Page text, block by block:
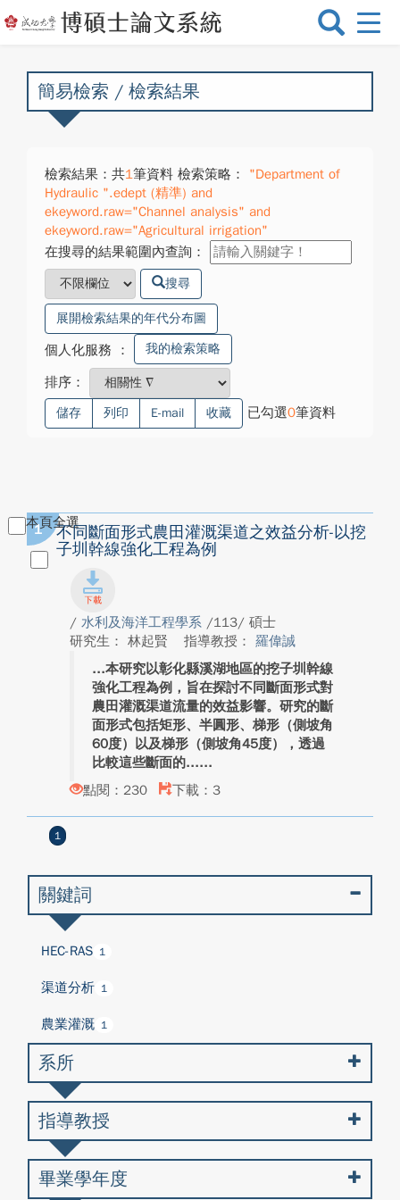
選
換
簡易檢索 / 檢索結果
檢索結果：共1筆資料 檢索策略：
"Department of
Hydraulic ".edept (精準) and
ekeyword.raw="Channel analysis" and
ekeyword.raw="Agricultural irrigation"
在搜尋的結果範圍內查詢：
搜尋
展開檢索結果的年代分布圖
個人化服務 ： 我的檢索策略
排序：
儲存 列印 E-mail 收藏 已勾選0筆資料
本頁全選
1
不同斷面形式農田灌溉渠道之效益分析-以挖
子圳幹線強化工程為例
/ 水利及海洋工程學系 /113/ 碩士
研究生： 林起賢
指導教授： 羅偉誠
本研究以彰化縣溪湖地區的挖子圳幹線
強化工程為例，旨在探討不同斷面形式對
農田灌溉渠道流量的效益影響。研究的斷
面形式包括矩形、半圓形、梯形（側坡角
60度）以及梯形（側坡角45度），透過
比較這些斷面的...
點閱：230
下載：3
1
關鍵詞
HEC-RAS 1
渠道分析 1
農業灌溉 1
系所
指導教授
畢業學年度